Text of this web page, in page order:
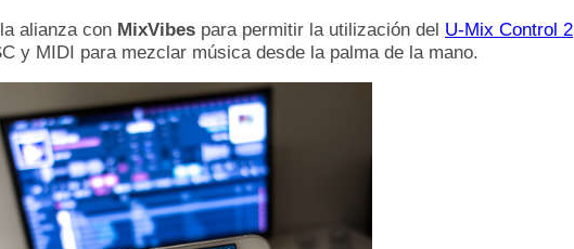
alianza con MixVibes para permitir la utilización del U-Mix Control 2
y MIDI para mezclar música desde la palma de la mano.